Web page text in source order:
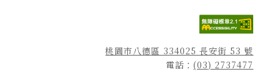
桃園市八德區 334025 長安街 53 號
電話：(03) 2737477